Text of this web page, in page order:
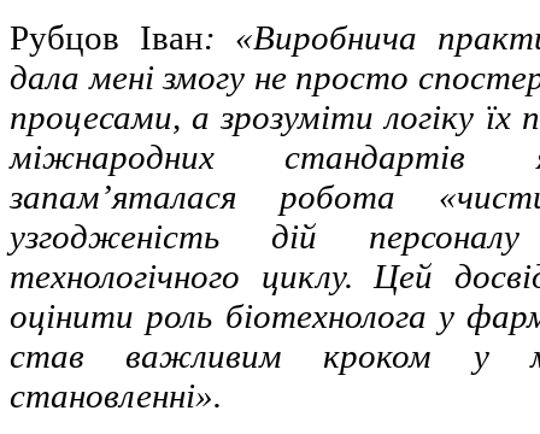
Рубцов Іван: «Виробнича
дала мені змогу не просто
процесами, а зрозуміти логіку їх
міжнародних стандартів
запам’яталася робота
узгодженість дій
технологічного циклу. Цей
оцінити роль біотехнолога у
став важливим кроком у
становленні».